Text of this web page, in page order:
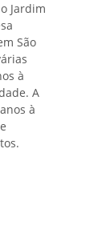
Jardim
São
à
A
à